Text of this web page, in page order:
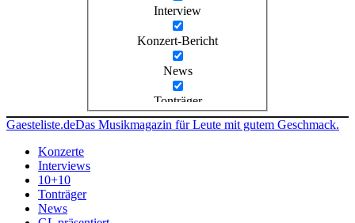
Interview
Konzert-Bericht
News
Tonträger
Gaesteliste.deDas Musikmagazin für Leute mit gutem Geschmack.
Konzerte
Interviews
10+10
Tonträger
News